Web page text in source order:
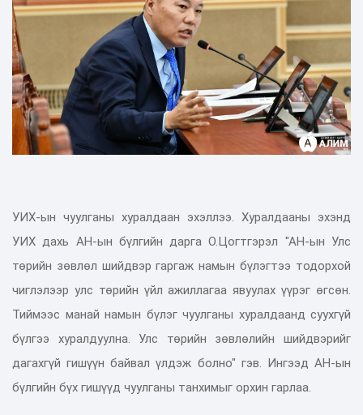
УИХ-ын чуулганы хуралдаан эхэллээ. Хуралдааны эхэнд
УИХ дахь АН-ын бүлгийн дарга О.Цогтгэрэл "АН-ын Улс
төрийн зөвлөл шийдвэр гаргаж намын бүлэгтээ тодорхой
чиглэлээр улс төрийн үйл ажиллагаа явуулах үүрэг өгсөн.
Тиймээс манай намын бүлэг чуулганы хуралдаанд суухгүй
бүлгээ хуралдуулна. Улс төрийн зөвлөлийн шийдвэрийг
дагахгүй гишүүн байвал үлдэж болно" гэв. Ингээд АН-ын
бүлгийн бүх гишүүд чуулганы танхимыг орхин гарлаа.